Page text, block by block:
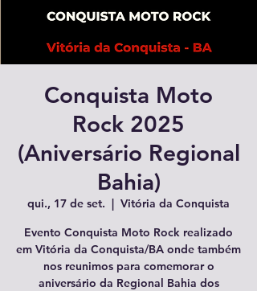
Conquista Moto
Rock 2025
(Aniversário Regional
Bahia)
qui., 17 de set.
  |
Vitória da Conquista
Evento Conquista Moto Rock realizado
em Vitória da Conquista/BA onde também
nos reunimos para comemorar o
aniversário da Regional Bahia dos